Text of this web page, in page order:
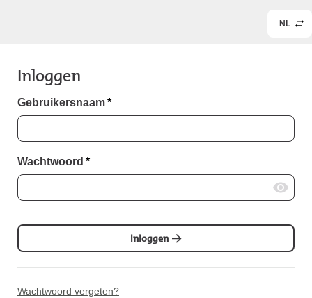
NL
Inloggen
Gebruikersnaam*
Wachtwoord *
Inloggen
Wachtwoord vergeten?